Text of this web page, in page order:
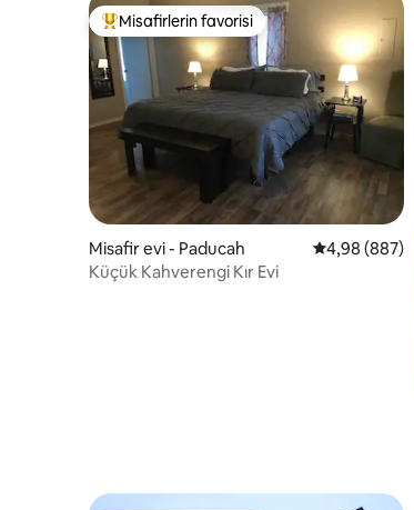
Misafirlerin favorilerinden en beğenilenler
Misafirlerin favorisi
Misafir evi - Paducah 5 üzerinden
4,98 (887)
Küçük Kahverengi Kır Evi